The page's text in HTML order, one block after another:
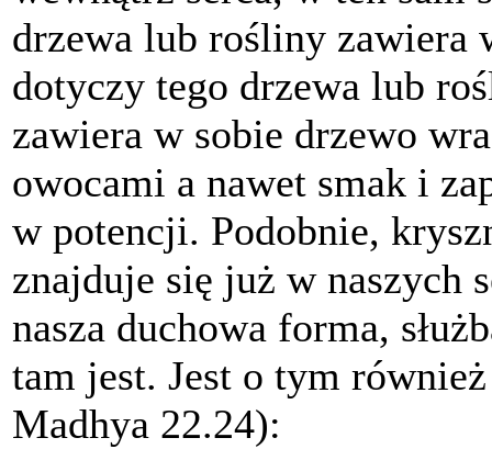
drzewa lub rośliny zawiera
dotyczy tego drzewa lub
zawiera w sobie drzewo
owocami a nawet smak i
w potencji. Podobnie,
znajduje się już w naszych
nasza duchowa forma,
tam jest. Jest o tym
Madhya 22.24):